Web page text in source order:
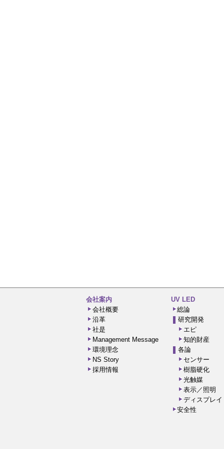
会社案内
会社概要
沿革
社是
Management Message
環境理念
NS Story
採用情報
UV LED
総論
研究開発
エピ
知的財産
各論
センサー
樹脂硬化
光触媒
表示／照明
ディスプレイ
安全性